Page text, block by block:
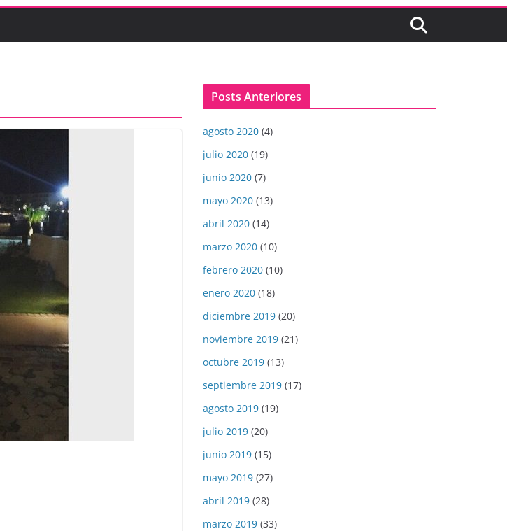
Posts Anteriores
agosto 2020 (4)
julio 2020 (19)
junio 2020 (7)
mayo 2020 (13)
abril 2020 (14)
marzo 2020 (10)
febrero 2020 (10)
enero 2020 (18)
diciembre 2019 (20)
noviembre 2019 (21)
octubre 2019 (13)
septiembre 2019 (17)
agosto 2019 (19)
julio 2019 (20)
junio 2019 (15)
mayo 2019 (27)
abril 2019 (28)
marzo 2019 (33)